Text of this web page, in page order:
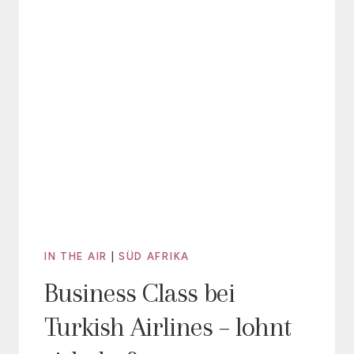
IN THE AIR SÜD AFRIKA
Business Class bei
Turkish Airlines – lohnt